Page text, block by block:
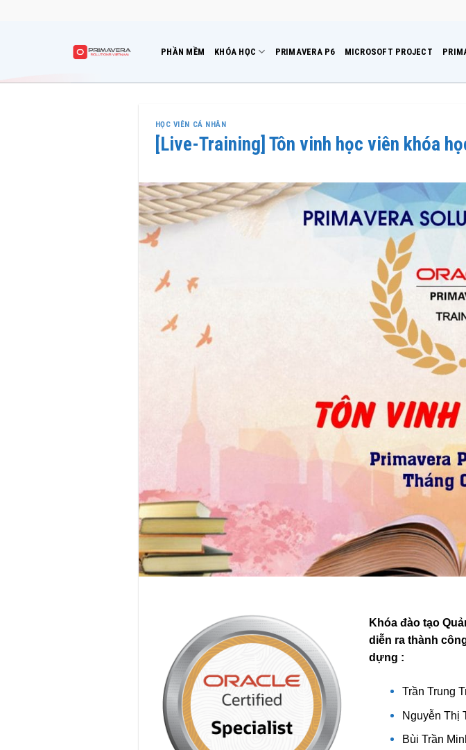
PHẦN MỀM KHÓA HỌC PRIMAVERA P6 MICROSOFT PROJECT
HỌC VIÊN CÁ NHÂN
[Live-Training] Tôn vinh học viên khóa
Khóa đào tạo
diễn ra thành
dựng :
Trần Trung
Nguyễn Thị
Bùi Trần